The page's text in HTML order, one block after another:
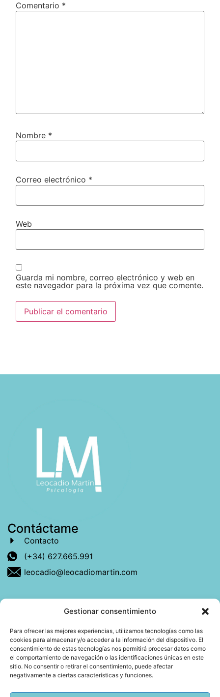
Gestionar consentimiento
Para ofrecer las mejores experiencias, utilizamos tecnologías como las
cookies para almacenar y/o acceder a la información del dispositivo. El
consentimiento de estas tecnologías nos permitirá procesar datos como
el comportamiento de navegación o las identificaciones únicas en este
sitio. No consentir o retirar el consentimiento, puede afectar
negativamente a ciertas características y funciones.
Comentario *
Nombre *
Correo electrónico *
Web
Guarda mi nombre, correo electrónico y web en
este navegador para la próxima vez que comente.
Contáctame
Contacto
(+34) 627.665.991
leocadio@leocadiomartin.com
Descubre más sobre mí
Mi libro: La felicidad: qué ayuda y qué no.
Blog: Reflexiones que conectan
Agendar cita